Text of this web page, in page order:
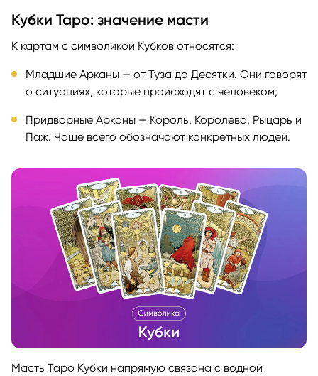
Кубки Таро: значение масти
К картам с символикой Кубков относятся:
Младшие Арканы — от Туза до Десятки. Они говорят
о ситуациях, которые происходят с человеком;
Придворные Арканы — Король, Королева, Рыцарь и
Паж. Чаще всего обозначают конкретных людей.
Масть Таро Кубки напрямую связана с водной